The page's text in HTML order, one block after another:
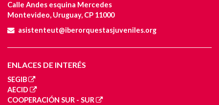
Calle Andes esquina Mercedes
Montevideo, Uruguay, CP 11000
asistenteut@iberorquestasjuveniles.org
ENLACES DE INTERÉS
SEGIB
AECID
COOPERACIÓN SUR - SUR